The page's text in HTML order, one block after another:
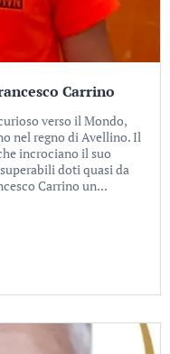
Carrino
verso il Mondo,
nel regno di Avellino. Il
incrociano il suo
doti quasi da
Carrino un...